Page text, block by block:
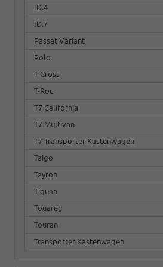
ID.4
ID.7
Passat Variant
Polo
T-Cross
T-Roc
T7 California
T7 Multivan
T7 Transporter Kastenwagen
Taigo
Tayron
Tiguan
Touareg
Touran
Transporter Kastenwagen